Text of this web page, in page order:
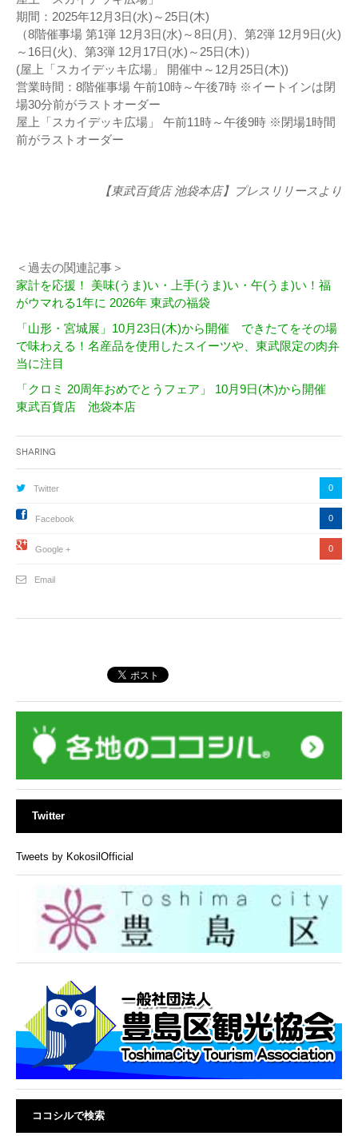
期間：2025年12月3日(水)～25日(木)
（8階催事場 第1弾 12月3日(水)～8日(月)、第2弾 12月9日(火)
～16日(火)、第3弾 12月17日(水)～25日(木)）
(屋上「スカイデッキ広場」 開催中～12月25日(木))
営業時間：8階催事場 午前10時～午後7時 ※イートインは閉
場30分前がラストオーダー
屋上「スカイデッキ広場」 午前11時～午後9時 ※閉場1時間
前がラストオーダー
【東武百貨店 池袋本店】プレスリリースより
＜過去の関連記事＞
家計を応援！ 美味(うま)い・上手(うま)い・午(うま)い！福
がウマれる1年に 2026年 東武の福袋
「山形・宮城展」10月23日(木)から開催 できたてをその場
で味わえる！名産品を使用したスイーツや、東武限定の肉弁
当に注目
「クロミ 20周年おめでとうフェア」 10月9日(木)から開催
東武百貨店 池袋本店
Sharing
Twitter 0
Facebook 0
Google + 0
Email
Twitter
Tweets by KokosilOfficial
ココシルで検索